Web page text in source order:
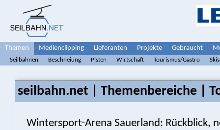
Themen Medienclipping Lieferanten Projekte Gebraucht
Seilbahnen Beschneiung Pisten Wirtschaft Tourismus/Gastro
seilbahn.net | Themenbereiche |
Wintersport-Arena Sauerland: Rückblick,